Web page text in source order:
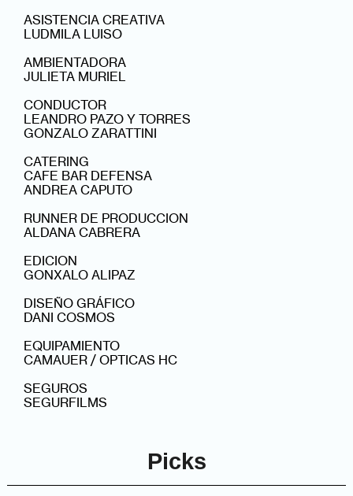
ASISTENCIA CREATIVA
LUDMILA LUISO
AMBIENTADORA
JULIETA MURIEL
CONDUCTOR
LEANDRO PAZO Y TORRES
GONZALO ZARATTINI
CATERING
CAFE BAR DEFENSA
ANDREA CAPUTO
RUNNER DE PRODUCCION
ALDANA CABRERA
EDICION
GONXALO ALIPAZ
DISEÑO GRÁFICO
DANI COSMOS
EQUIPAMIENTO
CAMAUER / OPTICAS HC
SEGUROS
SEGURFILMS
Picks